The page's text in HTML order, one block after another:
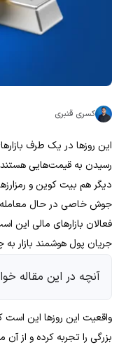
کسری قنبری
این روزها در یک طرف
رسیدن به قیمت‌هایی هستند
دیگر هم بیت کوین و
جوش خاصی در حال
فعالان بازارهای مالی
جریان پول هوشمند بازار
آنچه در این مقاله
واقعیت این روزها این
بزرگی را تجربه کرده و از